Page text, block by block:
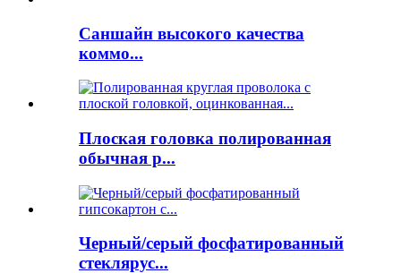
Саншайн высокого качества
коммо...
Плоская головка полированная
обычная р...
Черный/серый фосфатированный
стеклярус...